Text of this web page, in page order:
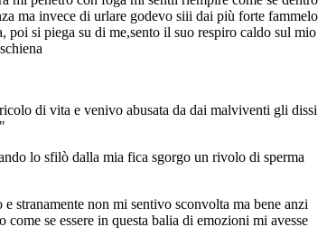
ma invece di urlare godevo siii dai più forte fammelo
poi si piega su di me,sento il suo respiro caldo sul mio
di vita e venivo abusata da dai malviventi gli dissi
lo sfilò dalla mia fica sgorgo un rivolo di sperma
stranamente non mi sentivo sconvolta ma bene anzi
se essere in questa balia di emozioni mi avesse